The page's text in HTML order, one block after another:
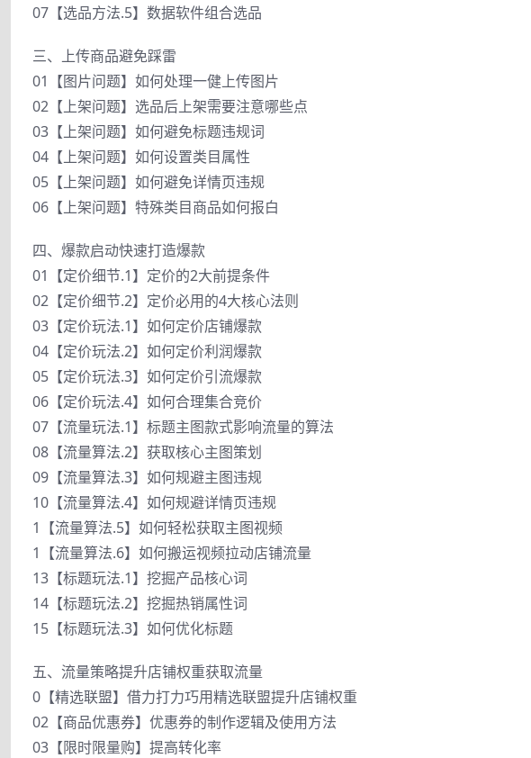
07【选品方法.5】数据软件组合选品
三、上传商品避免踩雷
01【图片问题】如何处理一健上传图片
02【上架问题】选品后上架需要注意哪些点
03【上架问题】如何避免标题违规词
04【上架问题】如何设置类目属性
05【上架问题】如何避免详情页违规
06【上架问题】特殊类目商品如何报白
四、爆款启动快速打造爆款
01【定价细节.1】定价的2大前提条件
02【定价细节.2】定价必用的4大核心法则
03【定价玩法.1】如何定价店铺爆款
04【定价玩法.2】如何定价利润爆款
05【定价玩法.3】如何定价引流爆款
06【定价玩法.4】如何合理集合竞价
07【流量玩法.1】标题主图款式影响流量的算法
08【流量算法.2】获取核心主图策划
09【流量算法.3】如何规避主图违规
10【流量算法.4】如何规避详情页违规
1【流量算法.5】如何轻松获取主图视频
1【流量算法.6】如何搬运视频拉动店铺流量
13【标题玩法.1】挖掘产品核心词
14【标题玩法.2】挖掘热销属性词
15【标题玩法.3】如何优化标题
五、流量策略提升店铺权重获取流量
0【精选联盟】借力打力巧用精选联盟提升店铺权重
02【商品优惠券】优惠券的制作逻辑及使用方法
03【限时限量购】提高转化率